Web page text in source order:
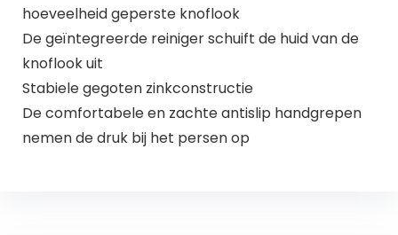
hoeveelheid geperste knoflook
De geïntegreerde reiniger schuift de huid van de
knoflook uit
Stabiele gegoten zinkconstructie
De comfortabele en zachte antislip handgrepen
nemen de druk bij het persen op